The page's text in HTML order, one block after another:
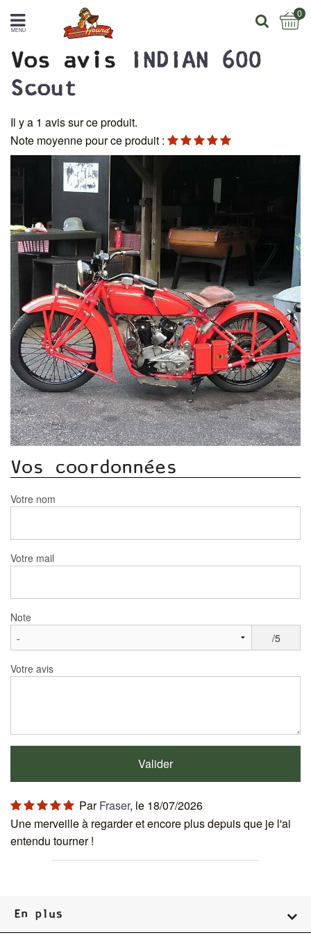
MENU
0
Vos avis
INDIAN 600
Scout
Il y a 1 avis sur ce produit.
Note moyenne pour ce produit :
Vos coordonnées
Votre nom
Votre mail
Note
/5
Votre avis
ParFraser, le 18/07/2026
Une merveille à regarder et encore plus depuis que je l'ai
entendu tourner !
En plus